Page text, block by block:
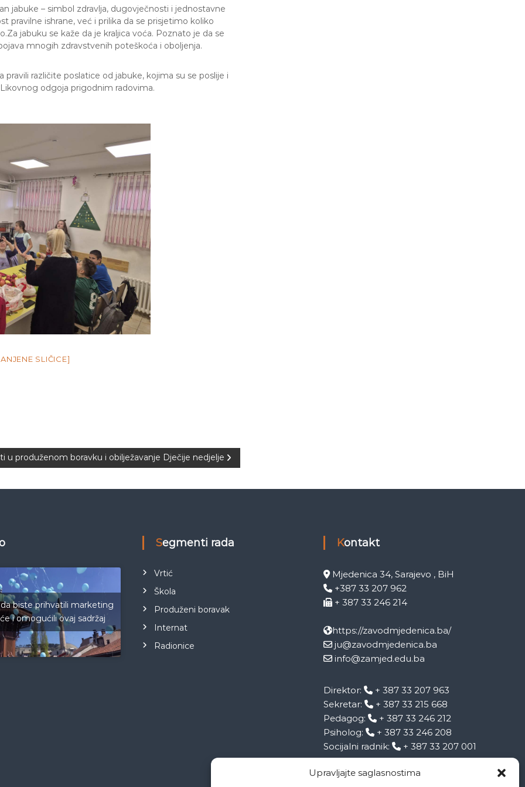
Upravljajte saglasnostima
jabuke – simbol zdravlja, dugovječnosti i jednostavne
pravilne ishrane, već i prilika da se prisjetimo koliko
jabuku se kaže da je kraljica voća. Poznato je da se
mnogih zdravstvenih poteškoća i oboljenja.
različite poslatice od jabuke, kojima su se poslije i
odgoja prigodnim radovima.
SLIČICE]
u produženom boravku i obilježavanje Dječije nedjelje
biste prihvatili marketing
i omogućili ovaj sadržaj
Segmenti rada
Vrtić
Škola
Produženi boravak
Internat
Radionice
Kontakt
Mjedenica 34, Sarajevo , BiH
+387 33 207 962
+ 387 33 246 214
https://zavodmjedenica.ba/
ju@zavodmjedenica.ba
info@zamjed.edu.ba
Direktor:
+ 387 33 207 963
Sekretar:
+ 387 33 215 668
Pedagog:
+ 387 33 246 212
Psiholog:
+ 387 33 246 208
Socijalni radnik:
+ 387 33 207 001